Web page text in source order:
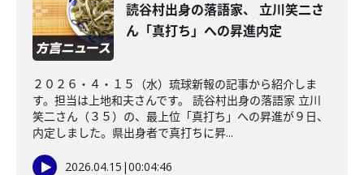
読谷村出身の落語家、 立川笑二さ
ん「真打ち」への昇進内定
２０２６・４・１５（水）琉球新報の記事から紹介しま
す。担当は上地和夫さんです。 読谷村出身の落語家 立川
笑二さん（３５）の、最上位「真打ち」への昇進が９日、
内定しました。県出身者で真打ちに昇...
2026.04.15 |00:04:46